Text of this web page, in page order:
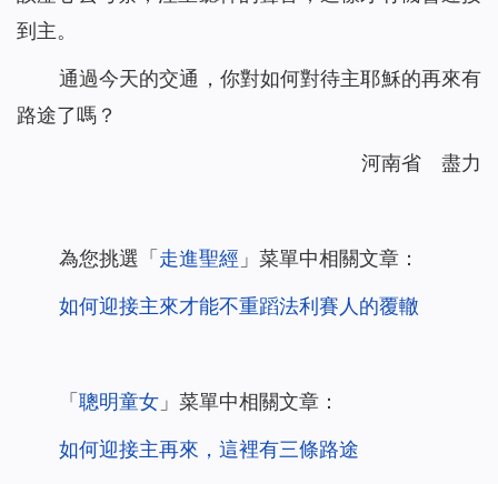
到主。
通過今天的交通，你對如何對待主耶穌的再來有
路途了嗎？
河南省 盡力
為您挑選「 走進聖經 」菜單中相關文章：
如何迎接主來才能不重蹈法利賽人的覆轍
「 聰明童女」菜單中相關文章：
如何迎接主再來，這裡有三條路途